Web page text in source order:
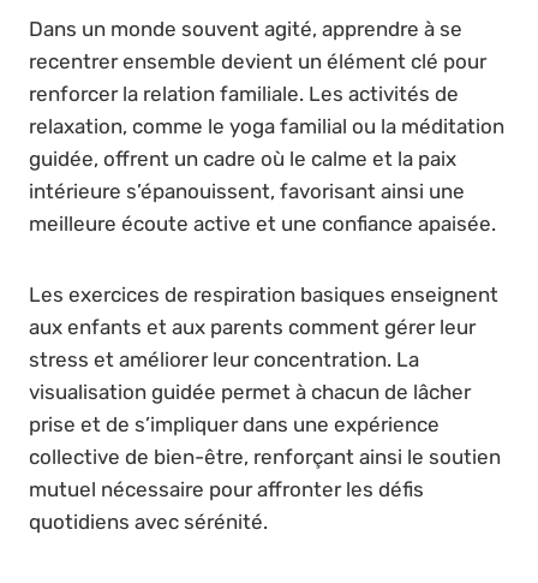
Dans un monde souvent agité, apprendre à se
recentrer ensemble devient un élément clé pour
renforcer la relation familiale. Les activités de
relaxation, comme le yoga familial ou la méditation
guidée, offrent un cadre où le calme et la paix
intérieure s’épanouissent, favorisant ainsi une
meilleure écoute active et une confiance apaisée.
Les exercices de respiration basiques enseignent
aux enfants et aux parents comment gérer leur
stress et améliorer leur concentration. La
visualisation guidée permet à chacun de lâcher
prise et de s’impliquer dans une expérience
collective de bien-être, renforçant ainsi le soutien
mutuel nécessaire pour affronter les défis
quotidiens avec sérénité.